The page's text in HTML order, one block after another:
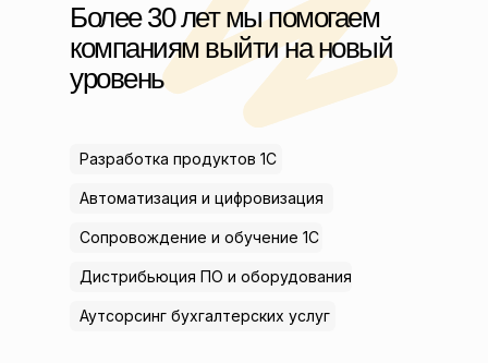
Более 30 лет мы помогаем
компаниям выйти на новый
уровень
Разработка продуктов 1С
Сопровождение и обучение 1С
Автоматизация и цифровизация
Дистрибьюция ПО и оборудования
Аутсорсинг бухгалтерских услуг